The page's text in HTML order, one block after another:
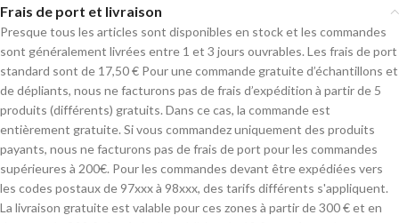
Frais de port et livraison
Presque tous les articles sont disponibles en stock et les commandes
sont généralement livrées entre 1 et 3 jours ouvrables. Les frais de port
standard sont de 17,50 € Pour une commande gratuite d’échantillons et
de dépliants, nous ne facturons pas de frais d’expédition à partir de 5
produits (différents) gratuits. Dans ce cas, la commande est
entièrement gratuite. Si vous commandez uniquement des produits
payants, nous ne facturons pas de frais de port pour les commandes
supérieures à 200€. Pour les commandes devant être expédiées vers
les codes postaux de 97xxx à 98xxx, des tarifs différents s'appliquent.
La livraison gratuite est valable pour ces zones à partir de 300 € et en